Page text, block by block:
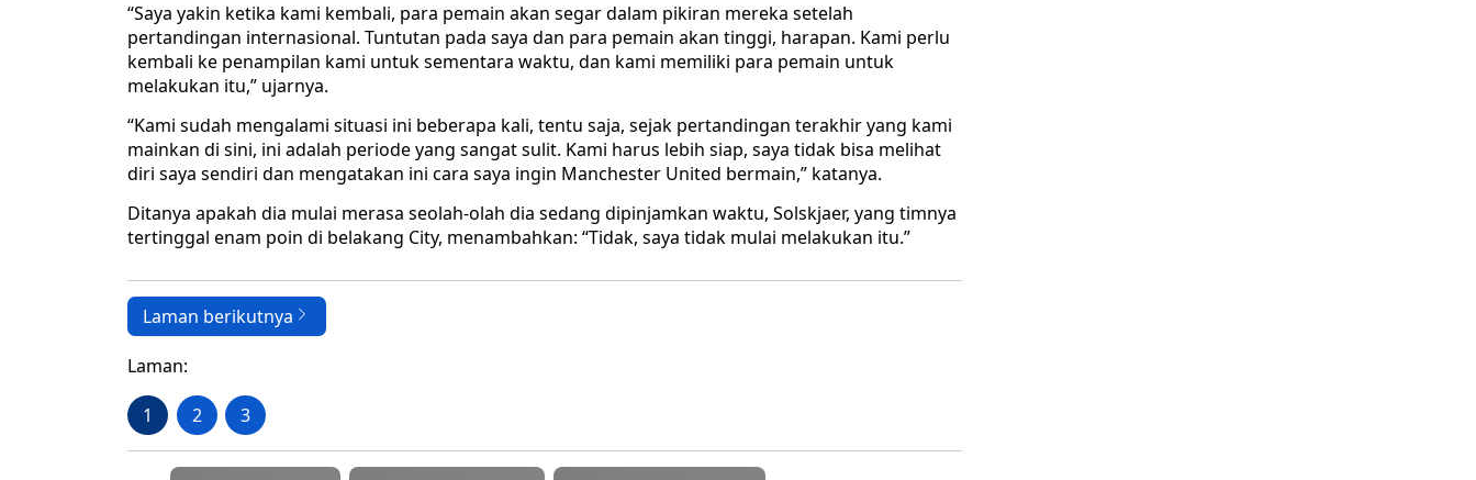
“Saya yakin ketika kami kembali, para pemain akan segar dalam pikiran mereka setelah
pertandingan internasional. Tuntutan pada saya dan para pemain akan tinggi, harapan. Kami perlu
kembali ke penampilan kami untuk sementara waktu, dan kami memiliki para pemain untuk
melakukan itu,” ujarnya.
“Kami sudah mengalami situasi ini beberapa kali, tentu saja, sejak pertandingan terakhir yang kami
mainkan di sini, ini adalah periode yang sangat sulit. Kami harus lebih siap, saya tidak bisa melihat
diri saya sendiri dan mengatakan ini cara saya ingin Manchester United bermain,” katanya.
Ditanya apakah dia mulai merasa seolah-olah dia sedang dipinjamkan waktu, Solskjaer, yang timnya
tertinggal enam poin di belakang City, menambahkan: “Tidak, saya tidak mulai melakukan itu.”
Laman berikutnya
Laman:
1 2 3